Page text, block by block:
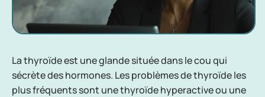
La thyroïde est une glande située dans le cou qui
sécrète des hormones. Les problèmes de thyroïde les
plus fréquents sont une thyroïde hyperactive ou une